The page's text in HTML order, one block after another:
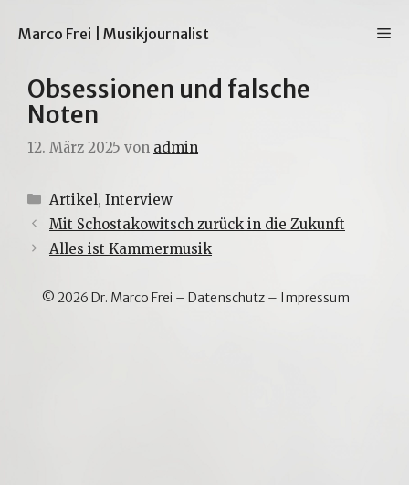
InhaltMarco Frei | Musikjournalist
Obsessionen und falsche
Noten
12. März 2025 von admin
Kategorien
Artikel, Interview
Mit Schostakowitsch zurück in die Zukunft
Alles ist Kammermusik
© 2026 Dr. Marco Frei – Datenschutz– Impressum